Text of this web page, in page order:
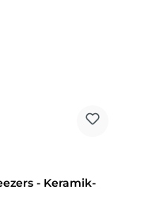
- Keramik-